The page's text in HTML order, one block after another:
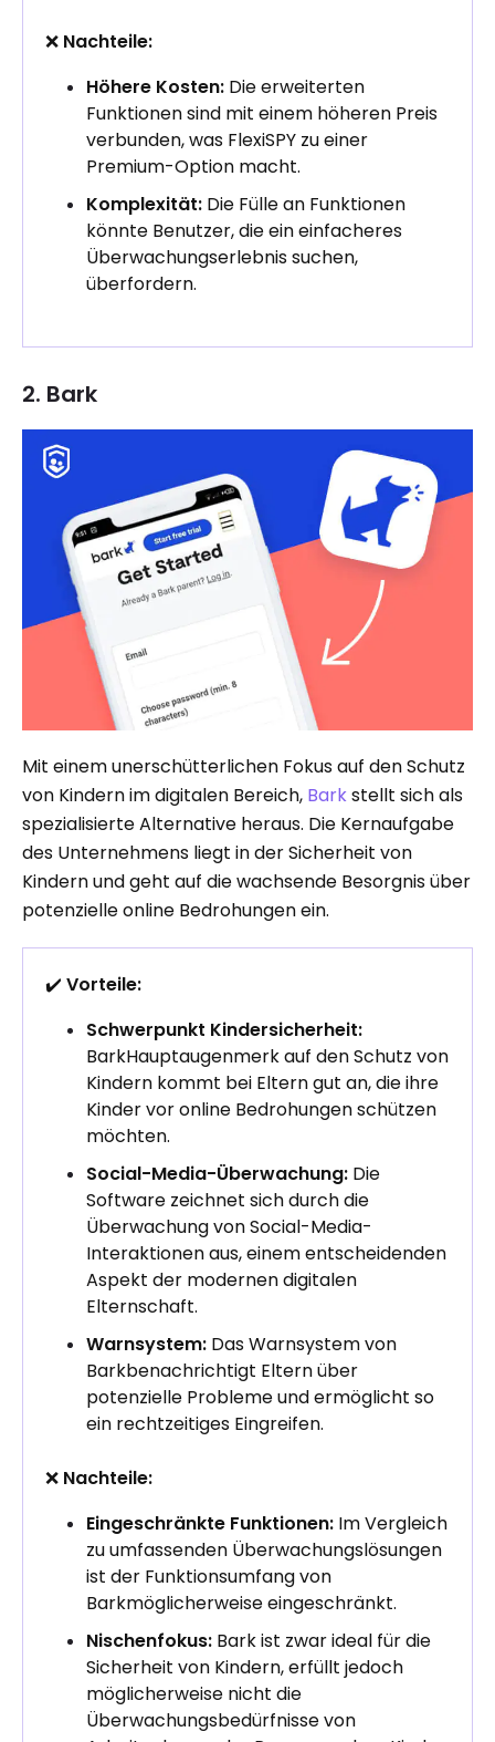
❌ Nachteile:
Höhere Kosten: Die erweiterten
Funktionen sind mit einem höheren Preis
verbunden, was FlexiSPY zu einer
Premium-Option macht.
Komplexität: Die Fülle an Funktionen
könnte Benutzer, die ein einfacheres
Überwachungserlebnis suchen,
überfordern.
2. Bark
Mit einem unerschütterlichen Fokus auf den Schutz
von Kindern im digitalen Bereich, Barkstellt sich als
spezialisierte Alternative heraus. Die Kernaufgabe
des Unternehmens liegt in der Sicherheit von
Kindern und geht auf die wachsende Besorgnis über
potenzielle online Bedrohungen ein.
✔️ Vorteile:
Schwerpunkt Kindersicherheit:
BarkHauptaugenmerk auf den Schutz von
Kindern kommt bei Eltern gut an, die ihre
Kinder vor online Bedrohungen schützen
möchten.
Social-Media-Überwachung: Die
Software zeichnet sich durch die
Überwachung von Social-Media-
Interaktionen aus, einem entscheidenden
Aspekt der modernen digitalen
Elternschaft.
Warnsystem: Das Warnsystem von
Barkbenachrichtigt Eltern über
potenzielle Probleme und ermöglicht so
ein rechtzeitiges Eingreifen.
❌ Nachteile:
Eingeschränkte Funktionen: Im Vergleich
zu umfassenden Überwachungslösungen
ist der Funktionsumfang von
Barkmöglicherweise eingeschränkt.
Nischenfokus: Bark ist zwar ideal für die
Sicherheit von Kindern, erfüllt jedoch
möglicherweise nicht die
Überwachungsbedürfnisse von